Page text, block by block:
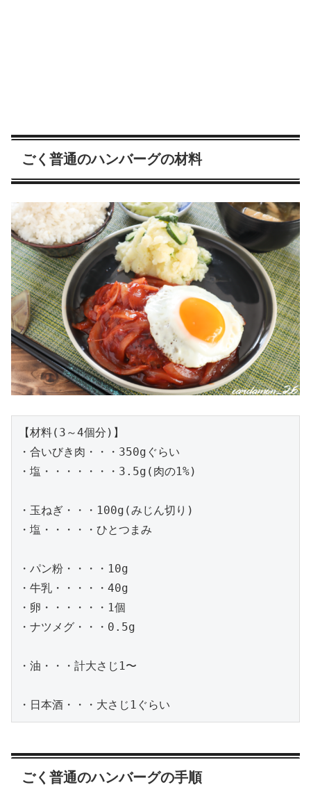
ごく普通のハンバーグの材料
【材料(3～4個分)】
・合いびき肉・・・350gぐらい
・塩・・・・・・・3.5g(肉の1%)
・玉ねぎ・・・100g(みじん切り)
・塩・・・・・ひとつまみ
・パン粉・・・・10g
・牛乳・・・・・40g
・卵・・・・・・1個
・ナツメグ・・・0.5g
・油・・・計大さじ1〜
・日本酒・・・大さじ1ぐらい
ごく普通のハンバーグの手順